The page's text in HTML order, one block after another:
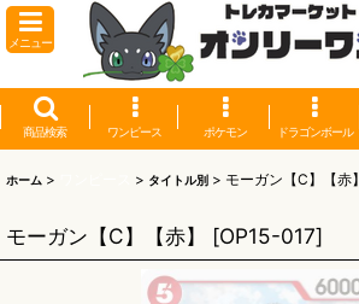
メニュー
商品検索 ワンピース ポケモン ドラゴンボール
ホーム > > タイトル別 > モーガン【C】【赤】
モーガン【C】【赤】 [OP15-017]